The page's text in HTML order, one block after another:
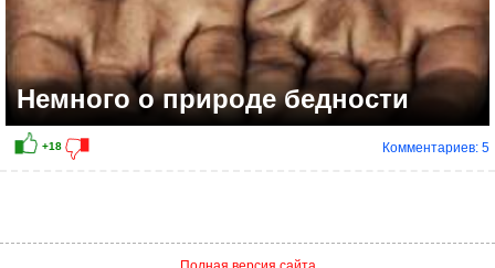
Немного о природе бедности
Комментариев: 5